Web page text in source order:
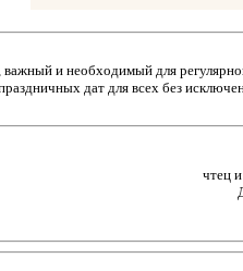
и необходимый для
дат для всех без
чтец